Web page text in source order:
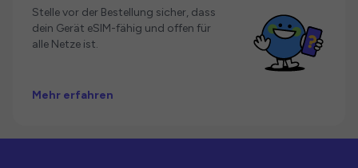
Stelle vor der Bestellung sicher, dass
dein Gerät eSIM-fähig und offen für
alle Netze ist.
Mehr erfahren